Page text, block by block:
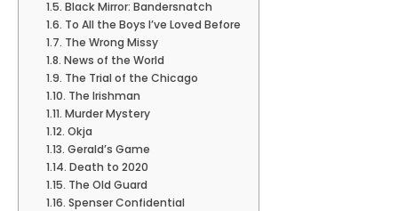
Black Mirror: Bandersnatch
To All the Boys I’ve Loved Before
The Wrong Missy
News of the World
The Trial of the Chicago
The Irishman
Murder Mystery
Okja
Gerald’s Game
Death to 2020
The Old Guard
Spenser Confidential